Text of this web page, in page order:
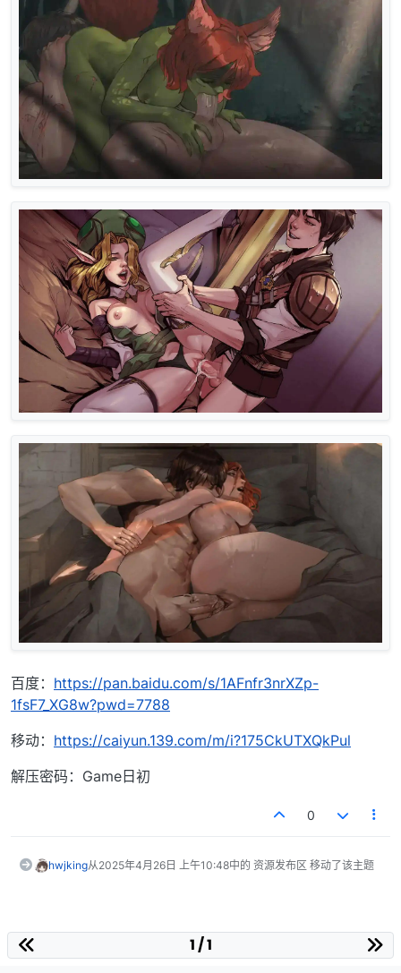
百度： https://pan.baidu.com/s/1AFnfr3nrXZp-
1fsF7_XG8w?pwd=7788
移动： https://caiyun.139.com/m/i?175CkUTXQkPul
解压密码：Game日初
0
hwjking从2025年4月26日 上午10:48中的 资源发布区 移动了该主题
1 / 1